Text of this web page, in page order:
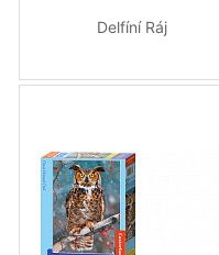
Delfíní Ráj